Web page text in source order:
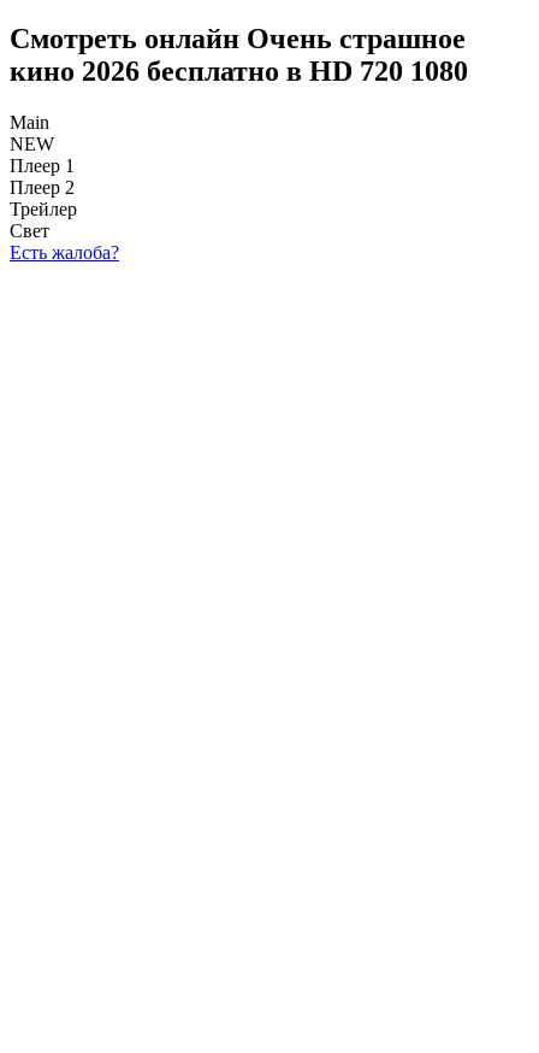
Смотреть онлайн Очень страшное
кино 2026 бесплатно в HD 720 1080
Main
NEW
Плеер 1
Плеер 2
Трейлер
Свет
Есть жалоба?